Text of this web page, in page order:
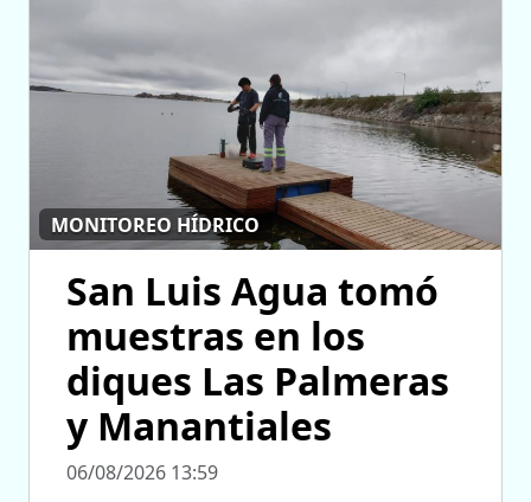
MONITOREO HÍDRICO
San Luis Agua tomó
muestras en los
diques Las Palmeras
y Manantiales
06/08/2026 13:59